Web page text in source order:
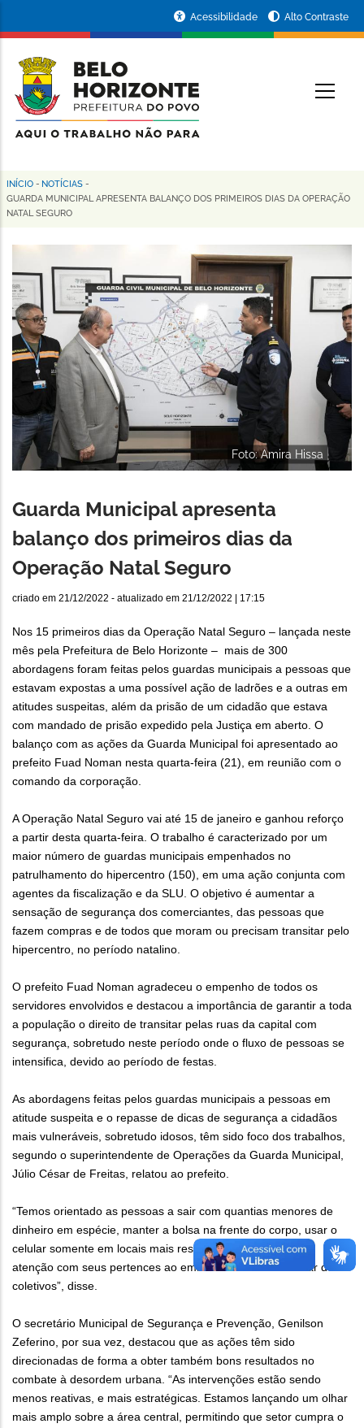
conteúdo
principal
da
Prefeitura
de
Horizonte
Acessibilidade Alto Contraste
Trilha
de
navegação
INÍCIO - NOTÍCIAS -
GUARDA MUNICIPAL APRESENTA BALANÇO DOS PRIMEIROS DIAS DA OPERAÇÃO
NATAL SEGURO
Foto: Amira Hissa
Guarda Municipal apresenta
balanço dos primeiros dias da
Operação Natal Seguro
criado em 21/12/2022 - atualizado em 21/12/2022 | 17:15
Nos 15 primeiros dias da Operação Natal Seguro – lançada neste
mês pela Prefeitura de Belo Horizonte – mais de 300
abordagens foram feitas pelos guardas municipais a pessoas que
estavam expostas a uma possível ação de ladrões e a outras em
atitudes suspeitas, além da prisão de um cidadão que estava
com mandado de prisão expedido pela Justiça em aberto. O
balanço com as ações da Guarda Municipal foi apresentado ao
prefeito Fuad Noman nesta quarta-feira (21), em reunião com o
comando da corporação.
A Operação Natal Seguro vai até 15 de janeiro e ganhou reforço
a partir desta quarta-feira. O trabalho é caracterizado por um
maior número de guardas municipais empenhados no
patrulhamento do hipercentro (150), em uma ação conjunta com
agentes da fiscalização e da SLU. O objetivo é aumentar a
sensação de segurança dos comerciantes, das pessoas que
fazem compras e de todos que moram ou precisam transitar pelo
hipercentro, no período natalino.
O prefeito Fuad Noman agradeceu o empenho de todos os
servidores envolvidos e destacou a importância de garantir a toda
a população o direito de transitar pelas ruas da capital com
segurança, sobretudo neste período onde o fluxo de pessoas se
intensifica, devido ao período de festas.
As abordagens feitas pelos guardas municipais a pessoas em
atitude suspeita e o repasse de dicas de segurança a cidadãos
mais vulneráveis, sobretudo idosos, têm sido foco dos trabalhos,
segundo o superintendente de Operações da Guarda Municipal,
Júlio César de Freitas, relatou ao prefeito.
“Temos orientado as pessoas a sair com quantias menores de
dinheiro em espécie, manter a bolsa na frente do corpo, usar o
celular somente em locais mais reservados e a redobrar a
atenção com seus pertences ao embarcar ou desembarcar de
coletivos”, disse.
O secretário Municipal de Segurança e Prevenção, Genilson
Zeferino, por sua vez, destacou que as ações têm sido
direcionadas de forma a obter também bons resultados no
combate à desordem urbana. “As intervenções estão sendo
menos reativas, e mais estratégicas. Estamos lançando um olhar
mais amplo sobre a área central, permitindo que setor cumpra o